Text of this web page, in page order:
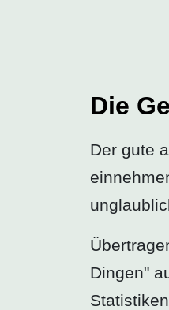
Die
Der gute
Dingen"